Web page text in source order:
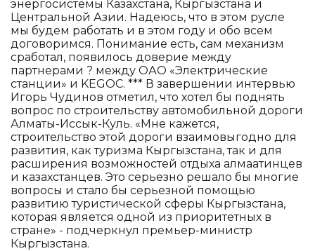
энергосистемы Казахстана, Кыргызстана и
Центральной Азии. Надеюсь, что в этом русле
мы будем работать и в этом году и обо всем
договоримся. Понимание есть, сам механизм
сработал, появилось доверие между
партнерами ? между ОАО «Электрические
станции» и KEGOC. *** В завершении интервью
Игорь Чудинов отметил, что хотел бы поднять
вопрос по строительству автомобильной дороги
Алматы-Иссык-Куль. «Мне кажется,
строительство этой дороги взаимовыгодно для
развития, как туризма Кыргызстана, так и для
расширения возможностей отдыха алмаатинцев
и казахстанцев. Это серьезно решало бы многие
вопросы и стало бы серьезной помощью
развитию туристической сферы Кыргызстана,
которая является одной из приоритетных в
стране» - подчеркнул премьер-министр
Кыргызстана.